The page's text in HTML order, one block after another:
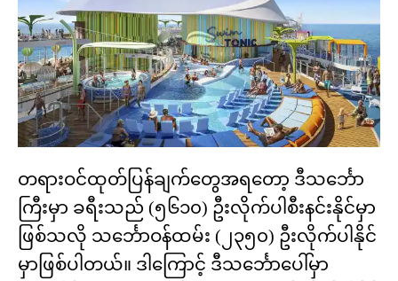
တရားဝင်ထုတ်ပြန်ချက်တွေအရတော့ ဒီသင်္ဘော
ကြီးမှာ ခရီးသည် (၅၆၁၀) ဦးလိုက်ပါစီးနင်းနိုင်မှာ
ဖြစ်သလို သင်္ဘောဝန်ထမ်း (၂၃၅၀) ဦးလိုက်ပါနိုင်
မှာဖြစ်ပါတယ်။ ဒါကြောင့် ဒီသင်္ဘောပေါ်မှာ